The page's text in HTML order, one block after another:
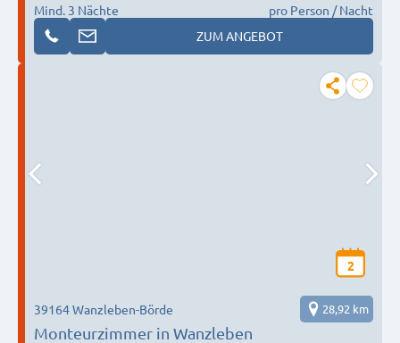
Mind. 3 Nächte
pro Person / Nacht
ZUM ANGEBOT
2
Monteurzimmer in Wanzleben
39164 Wanzleben-Börde 28,92 km